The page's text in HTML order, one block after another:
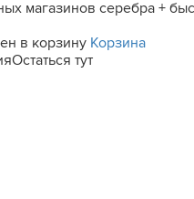
магазинов серебра +
в корзину Корзина
Остаться тут